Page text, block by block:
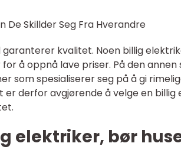
De Skillder Seg Fra Hverandre
kvalitet. Noen billig
å oppnå lave priser. På den annen
som spesialiserer seg på å gi
derfor avgjørende å velge en billig
elektriker, bør